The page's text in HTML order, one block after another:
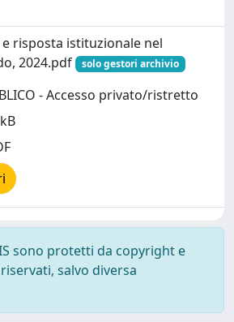
risposta istituzionale nel
2024.pdf
solo gestori archivio
- Accesso privato/ristretto
sono protetti da copyright e
salvo diversa